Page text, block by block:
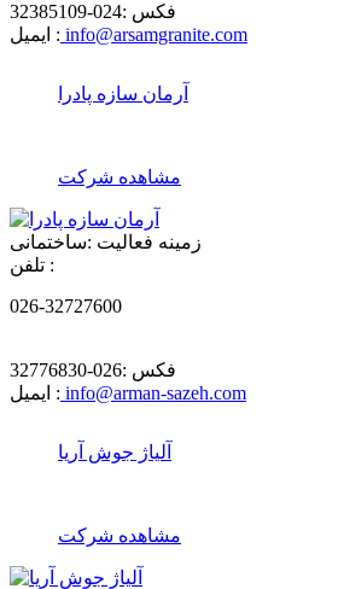
فکس :024-32385109
ایمیل : info@arsamgranite.com
آرمان سازه پادرا
مشاهده شرکت
زمینه فعالیت :ساختمانی
تلفن :
026-32727600
فکس :026-32776830
ایمیل : info@arman-sazeh.com
آلیاژ جوش آریا
مشاهده شرکت